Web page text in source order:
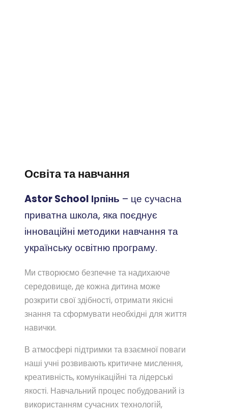
Освіта та навчання
Astor School Ірпінь – це сучасна
приватна школа, яка поєднує
інноваційні методики навчання та
українську освітню програму.
Ми створюємо безпечне та надихаюче
середовище, де кожна дитина може
розкрити свої здібності, отримати якісні
знання та сформувати необхідні для життя
навички.
В атмосфері підтримки та взаємної поваги
наші учні розвивають критичне мислення,
креативність, комунікаційні та лідерські
якості. Навчальний процес побудований із
використанням сучасних технологій,